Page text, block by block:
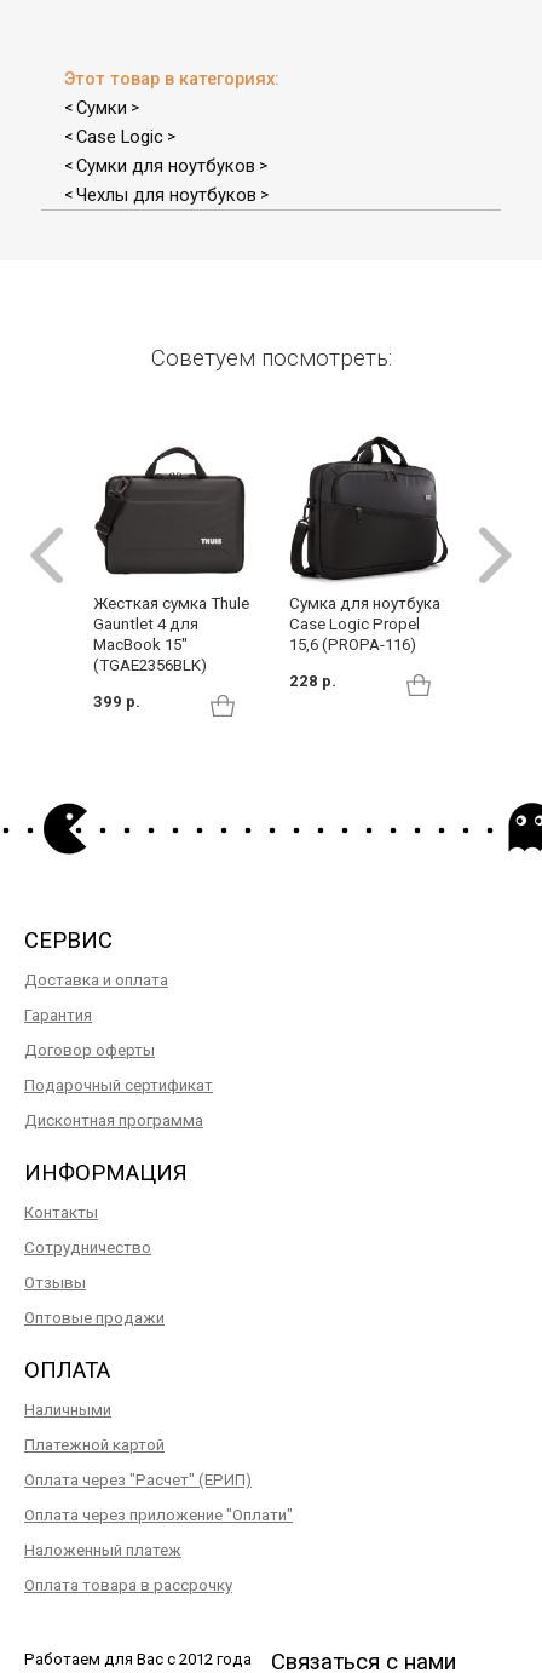
Этот товар в категориях:
< Сумки >
< Case Logic>
< Сумки для ноутбуков >
< Чехлы для ноутбуков >
Советуем посмотреть:
Жесткая сумка Thule
Gauntlet 4 для
MacBook 15"
(TGAE2356BLK)
399 р.
Сумка для ноутбука
Case Logic Propel
15,6 (PROPA-116)
228 р.
СЕРВИС
Доставка и оплата
Гарантия
Договор оферты
Подарочный сертификат
Дисконтная программа
ИНФОРМАЦИЯ
Контакты
Сотрудничество
Отзывы
Оптовые продажи
ОПЛАТА
Наличными
Платежной картой
Оплата через "Расчет" (ЕРИП)
Оплата через приложение "Оплати"
Наложенный платеж
Оплата товара в рассрочку
Работаем для Вас с 2012 года Связаться с нами